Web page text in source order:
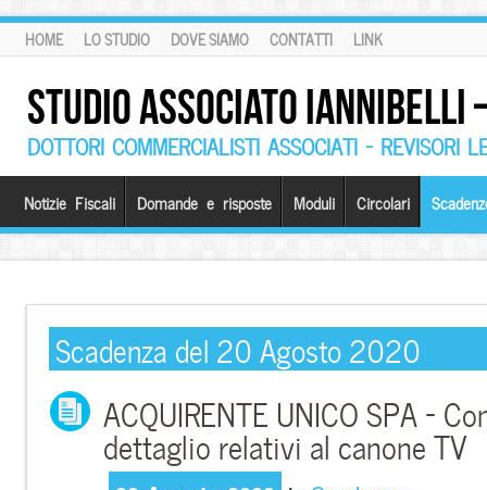
HOME LO STUDIO DOVE SIAMO CONTATTI LINK
STUDIO ASSOCIATO
DOTTORI COMMERCIALISTI ASSOCIATI – REVISORI
Notizie Fiscali Domande e risposte Moduli Circolari
Scadenza del 20 Agosto 2020
ACQUIRENTE UNICO SPA –
dettaglio relativi al canone TV